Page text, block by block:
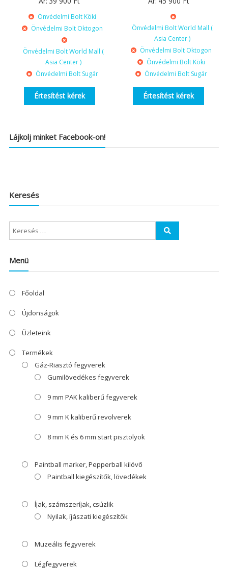
Önvédelmi Bolt Köki
Önvédelmi Bolt Oktogon
Önvédelmi Bolt World Mall (
Asia Center )
Önvédelmi Bolt Sugár
Értesítést kérek
Önvédelmi Bolt World Mall (
Asia Center )
Önvédelmi Bolt Oktogon
Önvédelmi Bolt Köki
Önvédelmi Bolt Sugár
Értesítést kérek
Lájkolj minket Facebook-on!
Keresés
Menü
Főoldal
Újdonságok
Üzleteink
Termékek
Gáz-Riasztó fegyverek
Gumilövedékes fegyverek
9 mm PAK kaliberű fegyverek
9 mm K kaliberű revolverek
8 mm K és 6 mm start pisztolyok
Paintball marker, Pepperball kilövő
Paintball kiegészítők, lövedékek
Íjak, számszeríjak, csúzlik
Nyilak, íjászati kiegészítők
Muzeális fegyverek
Légfegyverek